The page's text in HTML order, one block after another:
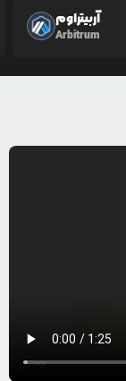
آربیتراوم
Arbitrum